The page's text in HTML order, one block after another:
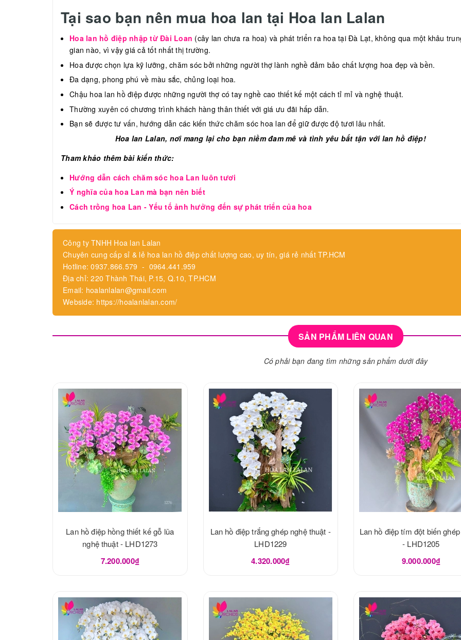
Tại sao bạn nên mua hoa lan tại Hoa lan Lalan
Hoa lan hồ điệp nhập từ Đài Loan (cây lan chưa ra hoa) và phát triển ra hoa tại Đà Lạt, không qua một khâu
gian nào, vì vậy giá cả tốt nhất thị trường.
Hoa được chọn lựa kỹ lưỡng, chăm sóc bởi những người thợ lành nghề đảm bảo chất lượng hoa đẹp và bền.
Đa dạng, phong phú về màu sắc, chủng loại hoa.
Chậu hoa lan hồ điệp được những người thợ có tay nghề cao thiết kế một cách tỉ mỉ và nghệ thuật.
Thường xuyên có chương trình khách hàng thân thiết với giá ưu đãi hấp dẫn.
Bạn sẽ được tư vấn, hướng dẫn các kiến thức chăm sóc hoa lan để giữ được độ tươi lâu nhất.
Hoa lan Lalan, nơi mang lại cho bạn niềm đam mê và tình yêu bất tận với lan hồ điệp!
Tham khảo thêm bài kiến thức:
Hướng dẫn cách chăm sóc hoa Lan luôn tươi
Ý nghĩa của hoa Lan mà bạn nên biết
Cách trồng hoa Lan - Yếu tố ảnh hưởng đến sự phát triển của hoa
Công ty TNHH Hoa lan Lalan
Chuyên cung cấp sỉ & lẻ hoa lan hồ điệp chất lượng cao, uy tín, giá rẻ nhất TP.HCM
Hotline: 0937.866.579 - 0964.441.959
Địa chỉ: 220 Thành Thái, P.15, Q.10, TP.HCM
Email: hoalanlalan@gmail.com
Webside: https://hoalanlalan.com/
SẢN PHẨM LIÊN QUAN
Có phải bạn đang tìm những sản phẩm dưới đây
Lan hồ điệp hồng thiết kế gỗ lũa
nghệ thuật - LHD1273
7.200.000₫
Lan hồ điệp trắng ghép nghệ thuật -
LHD1229
4.320.000₫
Lan hồ điệp tím đột biến
- LHD1205
9.000.000₫